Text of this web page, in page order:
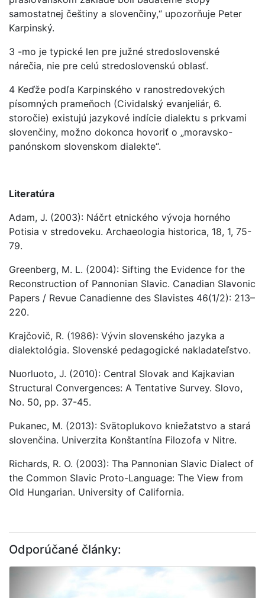
samostatnej češtiny a slovenčiny,“ upozorňuje Peter
Karpinský.
3 -mo je typické len pre južné stredoslovenské
nárečia, nie pre celú stredoslovenskú oblasť.
4 Keďže podľa Karpinského v ranostredovekých
písomných prameňoch (Cividalský evanjeliár, 6.
storočie) existujú jazykové indície dialektu s prkvami
slovenčiny, možno dokonca hovoriť o „moravsko-
panónskom slovenskom dialekte“.
Literatúra
Adam, J. (2003): Náčrt etnického vývoja horného
Potisia v stredoveku. Archaeologia historica, 18, 1, 75-
79.
Greenberg, M. L. (2004): Sifting the Evidence for the
Reconstruction of Pannonian Slavic. Canadian Slavonic
Papers / Revue Canadienne des Slavistes 46(1/2): 213–
220.
Krajčovič, R. (1986): Vývin slovenského jazyka a
dialektológia. Slovenské pedagogické nakladateľstvo.
Nuorluoto, J. (2010): Central Slovak and Kajkavian
Structural Convergences: A Tentative Survey. Slovo,
No. 50, pp. 37-45.
Pukanec, M. (2013): Svätoplukovo kniežatstvo a stará
slovenčina. Univerzita Konštantína Filozofa v Nitre.
Richards, R. O. (2003): Tha Pannonian Slavic Dialect of
the Common Slavic Proto-Language: The View from
Old Hungarian. University of California.
Odporúčané články: